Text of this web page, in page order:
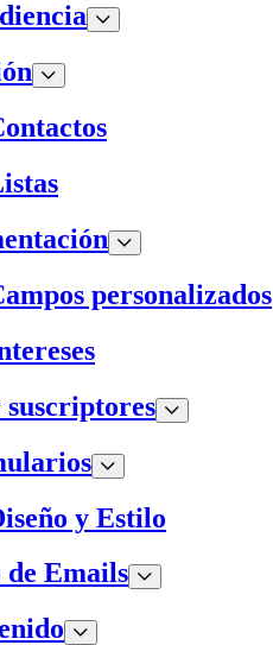
personalizados
suscriptores
y Estilo
de Emails